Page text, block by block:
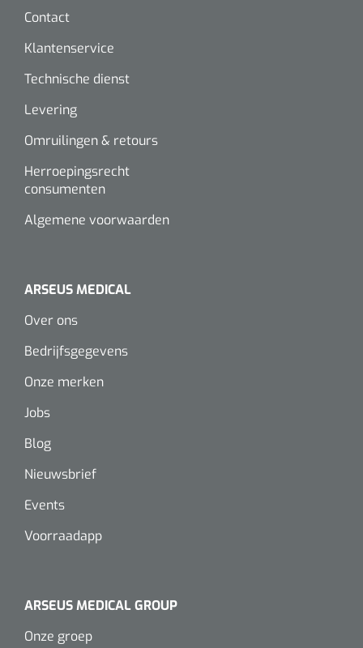
Contact
Klantenservice
Technische dienst
Levering
Omruilingen & retours
Herroepingsrecht
consumenten
Algemene voorwaarden
ARSEUS MEDICAL
Over ons
Bedrijfsgegevens
Onze merken
Jobs
Blog
Nieuwsbrief
Events
Voorraadapp
ARSEUS MEDICAL GROUP
Onze groep